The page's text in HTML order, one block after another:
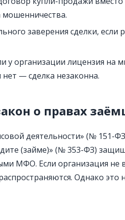
мошенничества.
заверения сделки, если
у организации лицензия на
нет — сделка незаконна.
о правах
деятельности» (№ 151-
(займе)» (№ 353-ФЗ)
МФО. Если организация не
Однако это